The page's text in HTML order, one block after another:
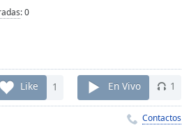
:0
Like 1 En Vivo 1
Contactos